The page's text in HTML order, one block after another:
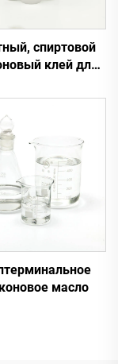
спиртовой
клей для
масло